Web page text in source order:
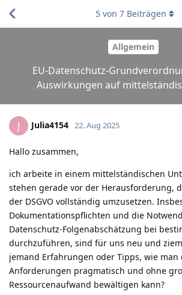
Allgemein
EU-Datenschutz-
Auswirkungen auf
5von 7Beiträgen
J Julia4154 22. Aug 2025
Hallo zusammen,
ich arbeite in einem mittelständischen
stehen gerade vor der Herausforderung,
der DSGVO vollständig umzusetzen.
Dokumentationspflichten und die
Datenschutz-Folgenabschätzung bei
durchzuführen, sind für uns neu und
jemand Erfahrungen oder Tipps, wie man
Anforderungen pragmatisch und ohne
Ressourcenaufwand bewältigen kann?